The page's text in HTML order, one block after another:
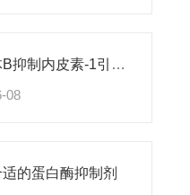
内皮素受体B抑制内皮素-1引起的肝星状细胞活化
08
的蛋白酶抑制剂